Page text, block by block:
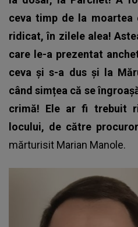
ceva timp de la moartea
ridicat, în zilele alea!
care le-a prezentat
ceva și s-a dus și la
când simțea că se
crimă! Ele ar fi trebuit
locului, de către
mărturisit Marian Manole.